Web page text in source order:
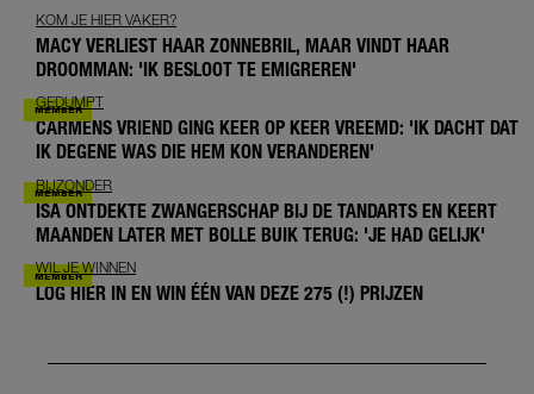
KOM JE HIER VAKER?
MACY VERLIEST HAAR ZONNEBRIL, MAAR VINDT HAAR
DROOMMAN: 'IK BESLOOT TE EMIGREREN'
GEDUMPT
CARMENS VRIEND GING KEER OP KEER VREEMD: 'IK DACHT DAT
IK DEGENE WAS DIE HEM KON VERANDEREN'
BIJZONDER
ISA ONTDEKTE ZWANGERSCHAP BIJ DE TANDARTS EN KEERT
MAANDEN LATER MET BOLLE BUIK TERUG: 'JE HAD GELIJK'
WIL JE WINNEN
LOG HIER IN EN WIN ÉÉN VAN DEZE 275 (!) PRIJZEN